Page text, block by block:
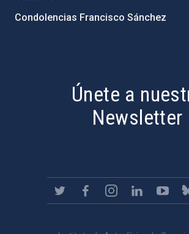
Condolencias Francisco Sánchez
Únete a
Newsletter